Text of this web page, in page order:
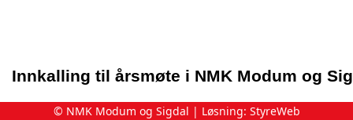
Innkalling til årsmøte i NMK Modum og
Styret innkaller herved til årsmøte i NMK Modum og
© NMK Modum og Sigdal | Løsning: StyreWeb